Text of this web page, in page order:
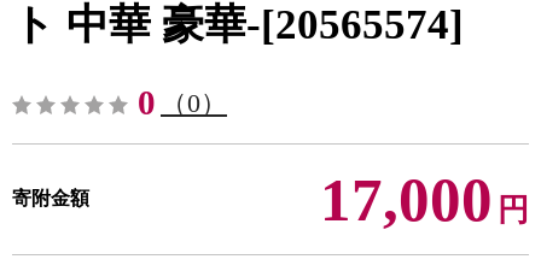
ト 中華 豪華-[20565574]
0 （0）
寄附金額 17,000 円